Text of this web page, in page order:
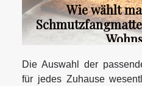
Wie wählt
Die Auswahl der
für jedes Zuhause